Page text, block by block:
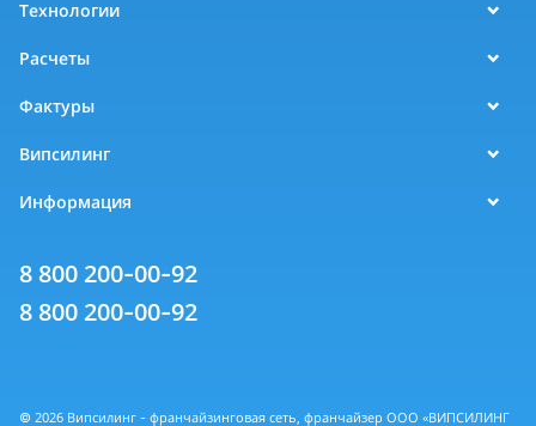
Технологии
Расчеты
Фактуры
Випсилинг
Информация
8 800 200-00-92
8 800 200-00-92
© 2026 Випсилинг - франчайзинговая сеть, франчайзер ООО «ВИПСИЛИНГ